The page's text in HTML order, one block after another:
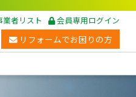
業者リスト 会員専用ログイン
リフォームでお困りの方